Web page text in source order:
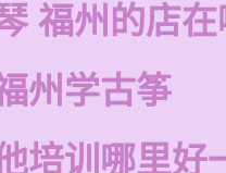
福州的店
州学古筝
培训哪里好